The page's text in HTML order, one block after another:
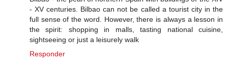
- XV centuries. Bilbao can not be called a tourist city in the
full sense of the word. However, there is always a lesson in
the spirit: shopping in malls, tasting national cuisine,
sightseeing or just a leisurely walk
Responder